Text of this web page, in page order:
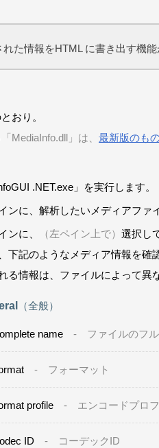
た情報をHTML に書き出す機能
おり。
MediaInfo.dll」は、 最新版のも
.NET.exe」を実行します。
ンに、解析したいメディアファ
ンに、
（左ペイン上で） 選択し
下記のようなメディア情報を確
る情報は、ファイルによって異
（全般）
name - ファイルのフル
- フォーマット
profile - エンコードプロ
ID - コーデックID